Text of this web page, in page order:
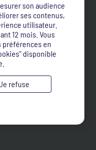
son audience
ses contenus,
utilisateur.
12 mois. Vous
préférences en
disponible
refuse